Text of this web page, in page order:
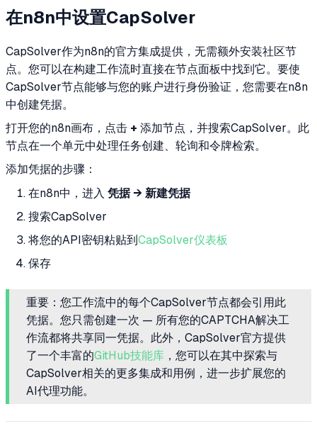
在n8n中设置CapSolver
CapSolver作为n8n的官方集成提供，无需额外安装社区节
点。您可以在构建工作流时直接在节点面板中找到它。要使
CapSolver节点能够与您的账户进行身份验证，您需要在n8n
中创建凭据。
打开您的n8n画布，点击 + 添加节点，并搜索CapSolver。此
节点在一个单元中处理任务创建、轮询和令牌检索。
添加凭据的步骤：
在n8n中，进入 凭据 → 新建凭据
搜索CapSolver
将您的API密钥粘贴到 CapSolver仪表板
保存
重要：您工作流中的每个CapSolver节点都会引用此
凭据。您只需创建一次 — 所有您的CAPTCHA解决工
作流都将共享同一凭据。此外，CapSolver官方提供
了一个丰富的GitHub技能库 ，您可以在其中探索与
CapSolver相关的更多集成和用例，进一步扩展您的
AI代理功能。